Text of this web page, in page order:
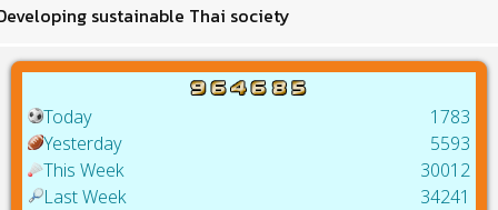
sustainable Thai society
Today
Yesterday
This Week
Last Week
1783
5593
30012
34241